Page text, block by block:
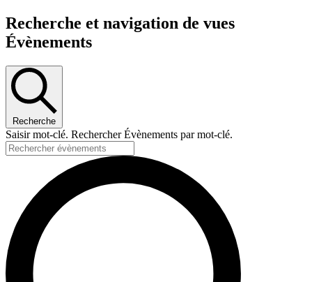
Recherche et navigation de vues
Évènements
Recherche
Saisir mot-clé. Rechercher Évènements par mot-clé.